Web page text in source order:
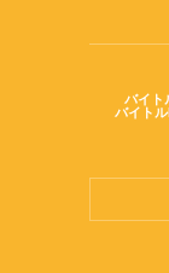
バイト
バイト